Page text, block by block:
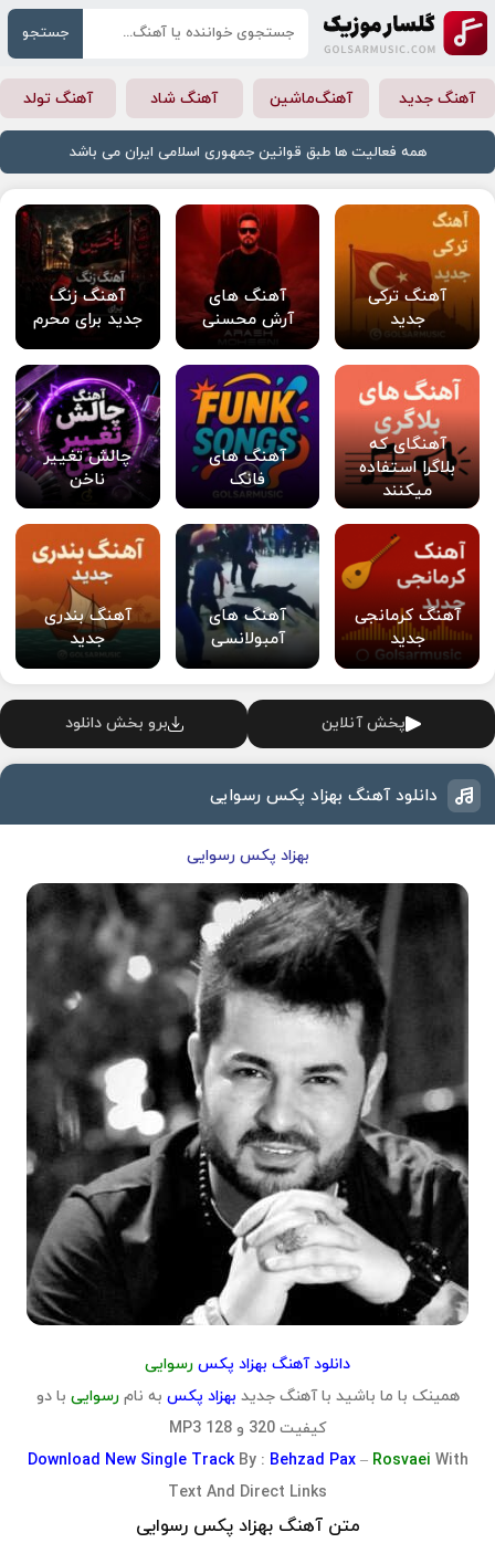
جستجو
آهنگ جدید آهنگ‌ماشین آهنگ شاد آهنگ تولد
همه فعالیت ها طبق قوانین جمهوری اسلامی ایران می باشد
آهنگ ترکی
جدید
آهنگ های
آرش محسنی
آهنگ زنگ
جدید برای محرم
آهنگای که
بلاگرا استفاده
میکنند
آهنگ های
فانک
چالش تغییر
ناخن
آهنگ کرمانجی
جدید
آهنگ های
آمبولانسی
آهنگ بندری
جدید
پخش آنلاین برو بخش دانلود
دانلود آهنگ بهزاد پکس رسوایی
بهزاد پکس رسوایی
دانلود آهنگ بهزاد پکس رسوایی
همینک با ما باشید با آهنگ جدید بهزاد پکس به نامرسوایی با دو
کیفیت 320 و 128 MP3
Download New Single Track By : Behzad Pax – Rosvaei With
Text And Direct Links
متن آهنگ بهزاد پکس رسوایی